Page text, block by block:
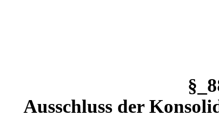
Ausschluss der